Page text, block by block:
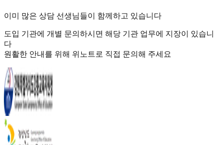
이미 많은 상담 선생님들이 함께하고 있습니다
도입 기관에 개별 문의하시면 해당 기관 업무에 지장이 있습니
다
원활한 안내를 위해 위노트로 직접 문의해 주세요